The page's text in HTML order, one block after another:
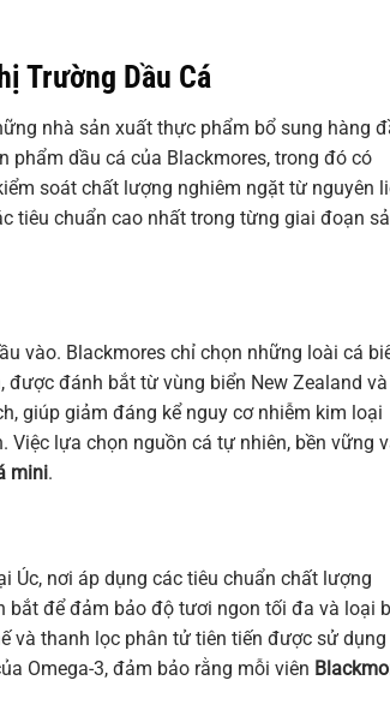
Trường Dầu Cá
nhà sản xuất thực phẩm bổ sung hàng
phẩm dầu cá của Blackmores, trong đó có
soát chất lượng nghiêm ngặt từ nguyên
tiêu chuẩn cao nhất trong từng giai đoạn
vào. Blackmores chỉ chọn những loài cá
đánh bắt từ vùng biển New Zealand và
giúp giảm đáng kể nguy cơ nhiễm kim loại
Việc lựa chọn nguồn cá tự nhiên, bền vững
mini.
Úc, nơi áp dụng các tiêu chuẩn chất lượng
bắt để đảm bảo độ tươi ngon tối đa và loại
và thanh lọc phân tử tiên tiến được sử
Omega-3, đảm bảo rằng mỗi viên